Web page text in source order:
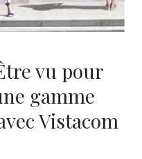
vu pour
gamme
Vistacom